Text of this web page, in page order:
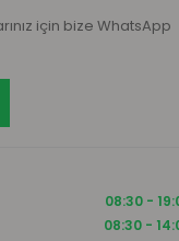
için bize WhatsApp
08:30 -
08:30 -